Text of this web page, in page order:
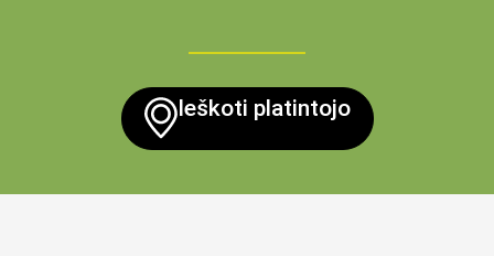
Ieškoti platintojo